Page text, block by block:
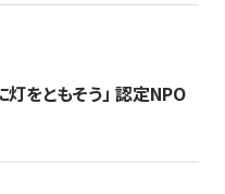
をともそう」 認定NPO